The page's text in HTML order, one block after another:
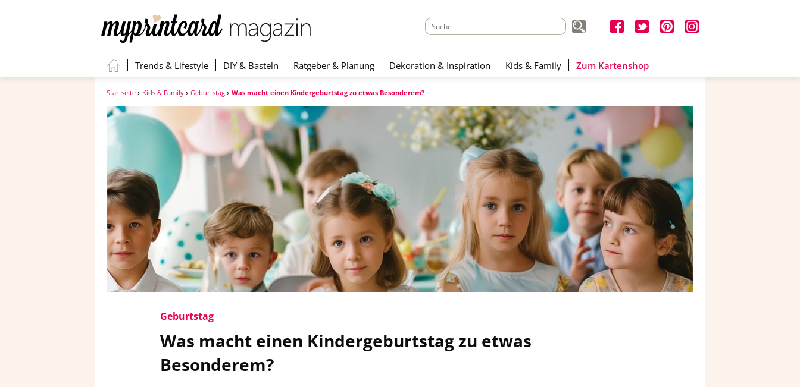
Trends & Lifestyle DIY & Basteln Ratgeber & Planung Dekoration & Inspiration Kids & Family Zum Kartenshop
Startseite Kids & Family Geburtstag Was macht einen Kindergeburtstag zu etwas Besonderem?
Ge­burts­tag
Was macht einen Kin­der­ge­burts­tag zu etwas
Be­son­de­rem?